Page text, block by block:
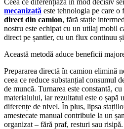
mecanizată este tehnologia pe care o
direct din camion, fără stație
nostru este echipat cu un utilaj mobil
direct pe șantier, cu un flux continuu
Această metodă aduce beneficii
Prepararea directă în camion elimină
ceea ce reduce substanțial consumul
de muncă. Turnarea este constantă,
materialului, iar rezultatul este o șapă
diferențe de nivel. În plus, lipsa
amestecate manual contribuie la un
organizat – fără praf, resturi sau risipă.